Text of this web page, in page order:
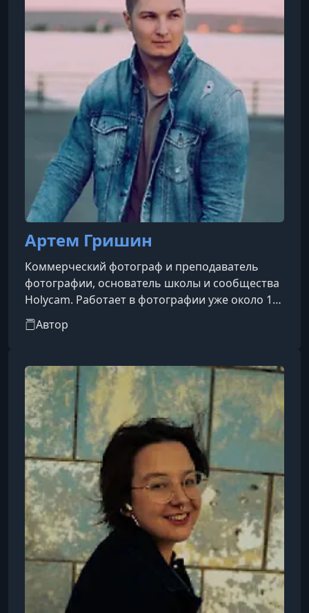
Артем Гришин
Коммерческий фотограф и преподаватель
фотографии, основатель школы и сообщества
Holycam. Работает в фотографии уже около 15
лет, обучил множество фотографов, и
проводит фотосессии в европейских странах
Автор